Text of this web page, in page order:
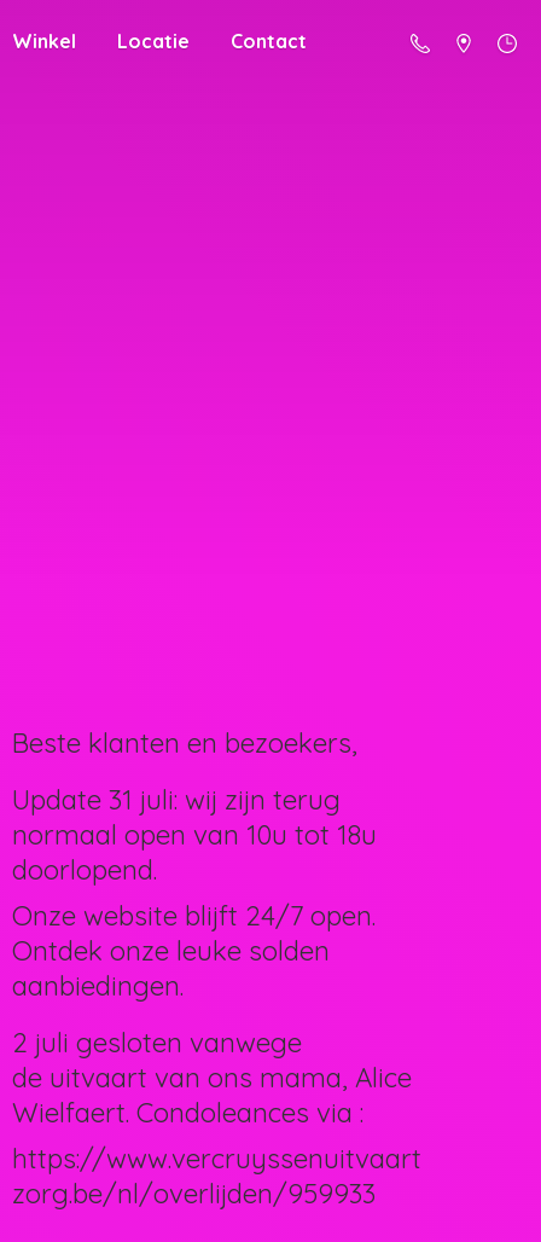
Winkel Locatie Contact
Beste klanten en bezoekers,
Update 31 juli: wij zijn terug
normaal open van 10u tot 18u
doorlopend.
Onze website blijft 24/7 open.
Ontdek onze leuke solden
aanbiedingen.
2 juli gesloten vanwege
de uitvaart van ons mama, Alice
Wielfaert. Condoleances via :
https://www.vercruyssenuitvaart
zorg.be/nl/overlijden/959933